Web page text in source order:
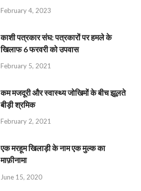
February 4, 2023
काशी पत्रकार संघ: पत्रकारों पर हमले के
खिलाफ 6 फरवरी को उपवास
February 5, 2021
कम मजदूरी और स्वास्थ्य जोखिमों के बीच झूलते
बीड़ी श्रमिक
February 2, 2021
एक मरहूम खिलाड़ी के नाम एक मुल्क का
माफ़ीनामा
June 15, 2020